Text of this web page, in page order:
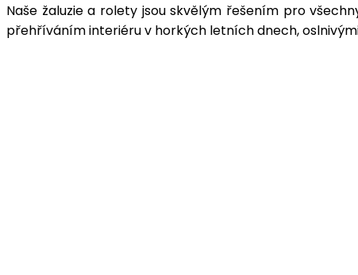
Naše žaluzie a rolety jsou skvělým řešením pro
přehříváním interiéru v horkých letních dnech,